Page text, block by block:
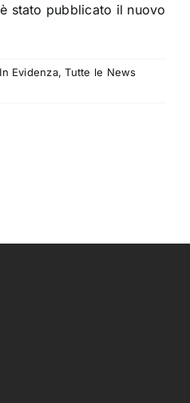
stato pubblicato il nuovo
In Evidenza,Tutte le News